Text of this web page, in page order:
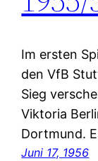
Im ersten
den VfB
Sieg
Viktoria
Dortmund.
Juni 17, 1956